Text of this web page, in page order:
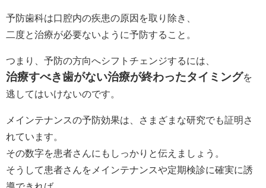
予防歯科は口腔内の疾患の原因を取り除き、
二度と治療が必要ないように予防すること。
つまり、予防の方向へシフトチェンジするには、
治療すべき歯がない治療が終わったタイミングを
逃してはいけないのです。
メインテナンスの予防効果は、さまざまな研究でも証明さ
れています。
その数字を患者さんにもしっかりと伝えましょう。
そうして患者さんをメインテナンスや定期検診に確実に誘
導できれば、